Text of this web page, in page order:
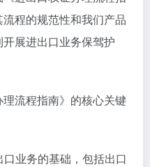
程的规范性和我们产品
展进出口业务保驾护
流程指南》的核心关键
业务的基础，包括出口